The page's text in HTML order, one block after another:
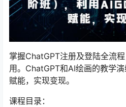
掌握ChatGPT注册及登陆全流
用。ChatGPT和AI绘画的教学
赋能，实现变现。
课程目录：